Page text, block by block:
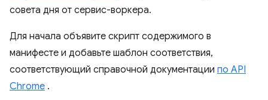
совета дня от сервис-воркера.
Для начала объявите скрипт содержимого в
манифесте и добавьте шаблон соответствия,
соответствующий справочной документации по API
Chrome .